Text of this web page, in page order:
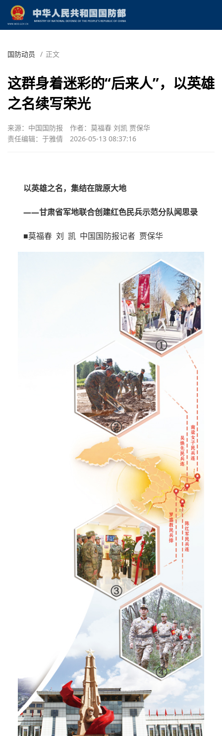
国防动员 / 正文
这群身着迷彩的“后来人”，以英雄
之名续写荣光
来源：中国国防报
作者：莫福春 刘凯 贾保华
责任编辑：于雅倩
2026-05-13 08:37:16
以英雄之名，集结在陇原大地
——甘肃省军地联合创建红色民兵示范分队闻思录
■莫福春 刘 凯 中国国防报记者 贾保华